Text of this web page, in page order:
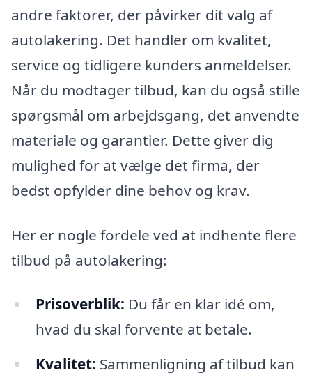
andre faktorer, der påvirker dit valg af
autolakering. Det handler om kvalitet,
service og tidligere kunders anmeldelser.
Når du modtager tilbud, kan du også stille
spørgsmål om arbejdsgang, det anvendte
materiale og garantier. Dette giver dig
mulighed for at vælge det firma, der
bedst opfylder dine behov og krav.
Her er nogle fordele ved at indhente flere
tilbud på autolakering:
Prisoverblik: Du får en klar idé om,
hvad du skal forvente at betale.
Kvalitet: Sammenligning af tilbud kan